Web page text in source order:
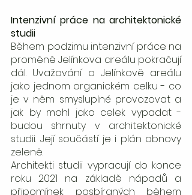
Intenzivní práce na architektonické
studii
Během podzimu intenzivní práce na
proměně Jelínkova areálu pokračují
dál. Uvažování o Jelínkově areálu
jako jednom organickém celku - co
je v něm smysluplné provozovat a
jak by mohl jako celek vypadat -
budou shrnuty v architektonické
studii. Její součástí je i plán obnovy
zeleně.
Architekti studii vypracují do konce
roku 2021 na základě nápadů a
připomínek posbíraných během